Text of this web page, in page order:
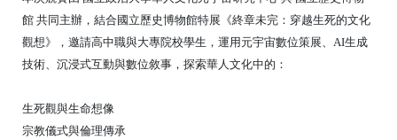
館 共同主辦，結合國立歷史博物館特展《終章未完：穿越生死的文化
觀想》，邀請高中職與大專院校學生，運用元宇宙數位策展、AI生成
技術、沉浸式互動與數位敘事，探索華人文化中的：
生死觀與生命想像
宗教儀式與倫理傳承